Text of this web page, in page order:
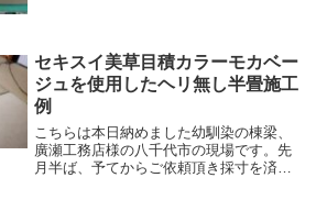
です。ちなみに深川さん...
セキスイ美草目積カラーモカベー
ジュを使用したヘリ無し半畳施工
例
こちらは本日納めました幼馴染の棟梁、
廣瀬工務店様の八千代市の現場です。先
月半ば、予てからご依頼頂き採寸を済ま